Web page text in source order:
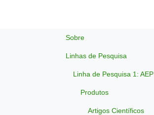
Sobre
Linhas de Pesquisa
Linha de Pesquisa 1: AEP
Produtos
Artigos Científicos